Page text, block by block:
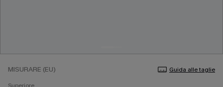
MISURARE (EU)
Guida alle taglie